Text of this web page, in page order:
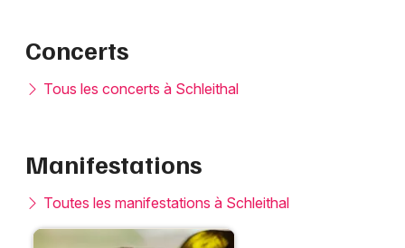
Concerts
Tous les concerts à Schleithal
Manifestations
Toutes les manifestations à Schleithal